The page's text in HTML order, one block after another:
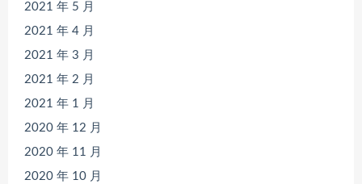
2021 年 5 月
2021 年 4 月
2021 年 3 月
2021 年 2 月
2021 年 1 月
2020 年 12 月
2020 年 11 月
2020 年 10 月